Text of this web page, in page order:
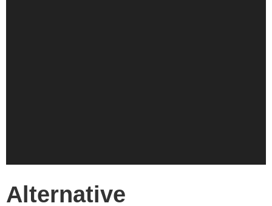
Alternative